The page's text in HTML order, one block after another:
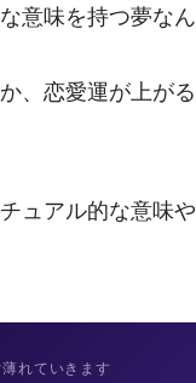
意味を持つ夢なん
、恋愛運が上が
ュアル的な意味
れていきます